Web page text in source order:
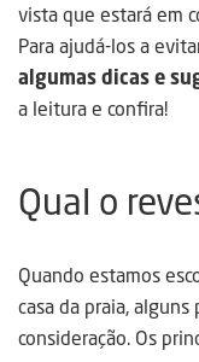
vista que estará em
Para ajudá-los a
algumas dicas e
a leitura e confira!
Qual o
Quando estamos
casa da praia,
consideração. Os